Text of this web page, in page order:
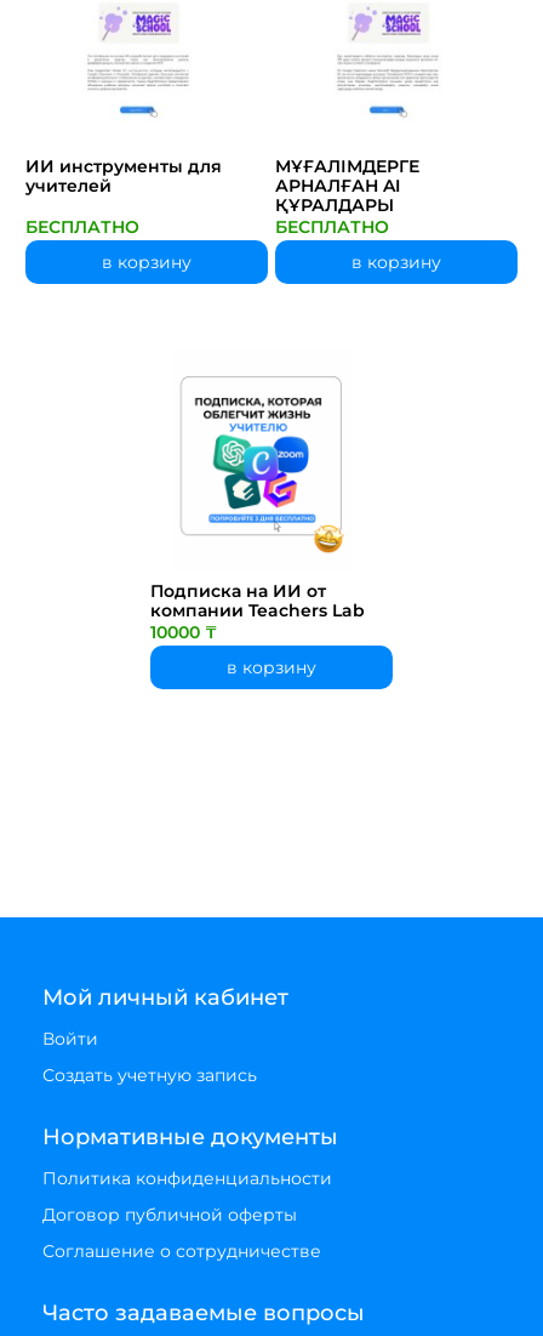
ИИ инструменты для
учителей
БЕСПЛАТНО
в корзину
МҰҒАЛІМДЕРГЕ
АРНАЛҒАН AI
ҚҰРАЛДАРЫ
БЕСПЛАТНО
в корзину
Подписка на ИИ от
компании Teachers Lab
10000 ₸
в корзину
Мой личный кабинет
Войти
Создать учетную запись
Нормативные документы
Политика конфиденциальности
Договор публичной оферты
Соглашение о сотрудничестве
Часто задаваемые вопросы